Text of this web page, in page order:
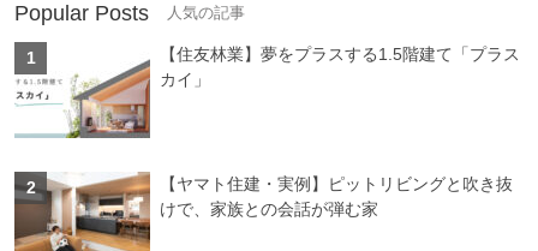
Popular Posts
【住友林業】夢をプラスする1.5階建て「プラス
カイ」
【ヤマト住建・実例】ピットリビングと吹き抜
けで、家族との会話が弾む家